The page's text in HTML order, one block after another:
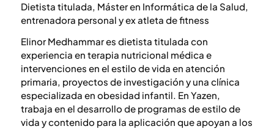
Dietista titulada, Máster en Informática de la Salud,
entrenadora personal y ex atleta de fitness
Elinor Medhammar es dietista titulada con
experiencia en terapia nutricional médica e
intervenciones en el estilo de vida en atención
primaria, proyectos de investigación y una clínica
especializada en obesidad infantil. En Yazen,
trabaja en el desarrollo de programas de estilo de
vida y contenido para la aplicación que apoyan a los